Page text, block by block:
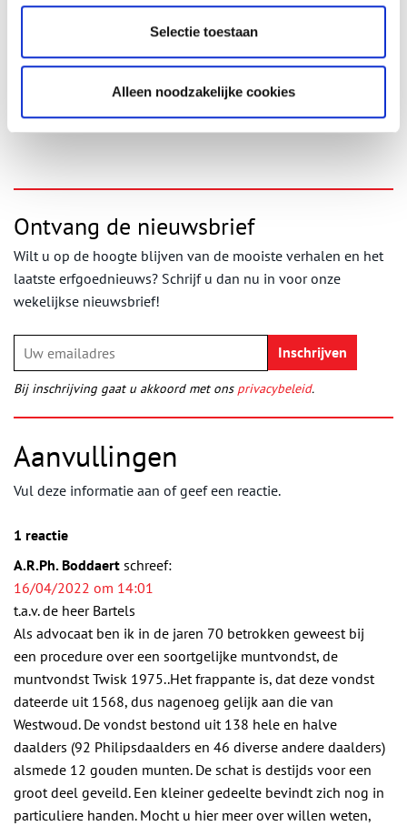
Selectie toestaan
Alleen noodzakelijke cookies
te zien. Bewoners van Drechterland krijgen een flyer waarmee ze
in april gratis de in hun gemeente gevonden zilverschat mogen
Publicatiedatum: 03/04/2017
Ontvang de nieuwsbrief
Wilt u op de hoogte blijven van de mooiste verhalen en het
laatste erfgoednieuws? Schrijf u dan nu in voor onze
wekelijkse nieuwsbrief!
Bij inschrijving gaat u akkoord met ons privacybeleid.
Aanvullingen
Vul deze informatie aan of geef een reactie.
1 reactie
A.R.Ph. Boddaert schreef:
16/04/2022 om 14:01
t.a.v. de heer Bartels
Als advocaat ben ik in de jaren 70 betrokken geweest bij
een procedure over een soortgelijke muntvondst, de
muntvondst Twisk 1975..Het frappante is, dat deze vondst
dateerde uit 1568, dus nagenoeg gelijk aan die van
Westwoud. De vondst bestond uit 138 hele en halve
daalders (92 Philipsdaalders en 46 diverse andere daalders)
alsmede 12 gouden munten. De schat is destijds voor een
groot deel geveild. Een kleiner gedeelte bevindt zich nog in
particuliere handen. Mocht u hier meer over willen weten,